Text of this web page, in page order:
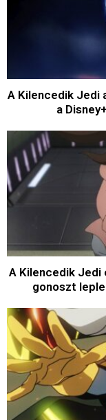
A Kilencedik Jedi
a
A Kilencedik
gonoszt